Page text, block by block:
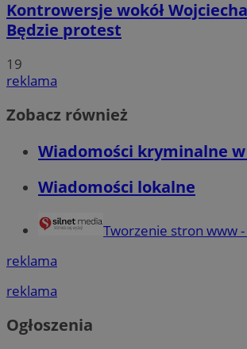
Kontrowersje wokół
Będzie protest
19
reklama
Zobacz również
Wiadomości kryminalne
Wiadomości lokalne
Tworzenie stron www
reklama
reklama
Ogłoszenia